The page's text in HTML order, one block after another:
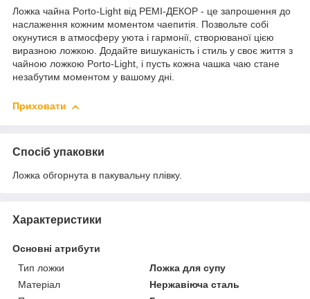
Ложка чайна Porto-Light від РЕМІ-ДЕКОР - це запрошення до
наслаження кожним моментом чаепитія. Позвольте собі
окунутися в атмосферу уюта і гармонії, створюваної цією
виразною ложкою. Додайте вишуканість і стиль у своє життя з
чайною ложкою Porto-Light, і пусть кожна чашка чаю стане
незабутим моментом у вашому дні.
Приховати
Спосіб упаковки
Ложка обгорнута в пакувальну плівку.
Характеристики
Основні атрибути
Тип ложки
Ложка для супу
Матеріал
Нержавіюча сталь